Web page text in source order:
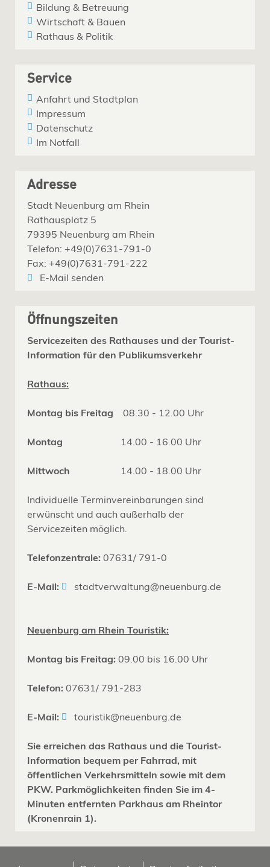
Bildung & Betreuung
Wirtschaft & Bauen
Rathaus & Politik
Service
Anfahrt und Stadtplan
Impressum
Datenschutz
Im Notfall
Adresse
Stadt Neuenburg am Rhein
Rathausplatz 5
79395 Neuenburg am Rhein
Telefon: +49(0)7631-791-0
Fax: +49(0)7631-791-222
E-Mail senden
Öffnungszeiten
Servicezeiten des Rathauses und der Tourist-
Information für den Publikumsverkehr
Rathaus:
Montag bis Freitag 08.30 - 12.00 Uhr
Montag 14.00 - 16.00 Uhr
Mittwoch 14.00 - 18.00 Uhr
Individuelle Terminvereinbarungen sind
erwünscht und auch außerhalb der
Servicezeiten möglich.
Telefonzentrale: 07631/ 791-0
E-Mail: stadtverwaltung@neuenburg.de
Neuenburg am Rhein Touristik:
Montag bis Freitag: 09.00 bis 16.00 Uhr
Telefon: 07631/ 791-283
E-Mail: touristik@neuenburg.de
Sie erreichen das Rathaus und die Tourist-
Information bequem per Fahrrad, mit
öffentlichen Verkehrsmitteln sowie mit dem
PKW. Parkmöglichkeiten finden Sie im 4-
Minuten entfernten Parkhaus am Rheintor
(Kronenrain 1).